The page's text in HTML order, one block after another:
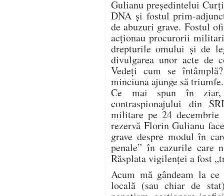
Gulianu președintelui
DNA și fostul prim-
de abuzuri grave. Fostul
acționau procurorii
drepturile omului și de
divulgarea unor acte de
Vedeți cum se
minciuna ajunge să triumfe.
Ce mai spun în
contraspionajului din
militare pe 24
rezervă Florin Gulianu
grave despre modul în
penale” în cazurile care
Răsplata vigilenței a fost
Acum mă gândeam la
locală (sau chiar de